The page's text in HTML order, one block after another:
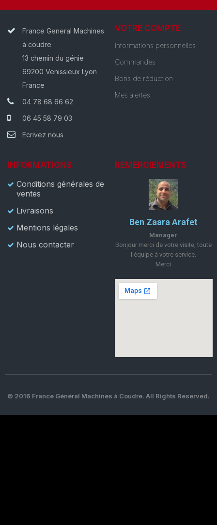
France General Machines
à coudre
13 chemin du génie
69200 Venissieux Lyon
France
04 78 68 66 62
06 45 58 79 03
Ecrivez nous
VOTRE COMPTE
Informations personnelles
Commandes
Bons de réduction
Mes alertes
INFORMATIONS
Conditions générales de
ventes
Livraisons
Mentions légales
Nous contacter
REMERCIEMENTS
Ben Zaara Arafet
Manager
Bonjour merci de votre visite, toute
l'équipe à votre service.
Merci
© 2016 France Général Machines à Coudre. All Rights Reserved.